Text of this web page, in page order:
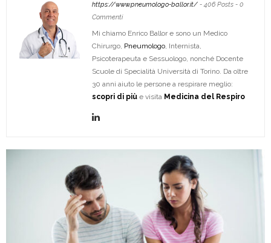
https://www.pneumologo-ballor.it/ -406 Posts - 0
Commenti
Mi chiamo Enrico Ballor e sono un Medico
Chirurgo, Pneumologo, Internista,
Psicoterapeuta e Sessuologo, nonché Docente
Scuole di Specialità Università di Torino. Da oltre
30 anni aiuto le persone a respirare meglio:
scopri di più e visita Medicina del Respiro